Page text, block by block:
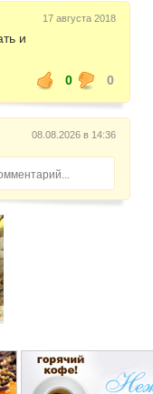
17 августа 2018
и
0
0
08.08.2026 в 14:36